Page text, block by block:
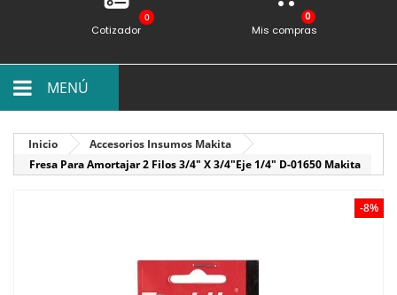
0
Cotizador Mis compras
MENÚ
Inicio
Accesorios Insumos Makita
Fresa Para Amortajar 2 Filos 3/4" X 3/4"Eje 1/4" D-01650 Makita
-8%